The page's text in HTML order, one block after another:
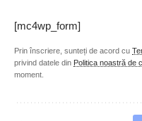
[mc4wp_form]
Prin înscriere, sunteți de acord cu
privind datele din Politica noastră de
moment.